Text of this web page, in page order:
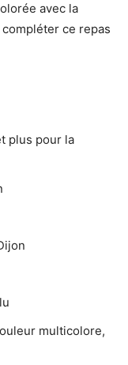
avec la
ce repas
plus pour la
multicolore,